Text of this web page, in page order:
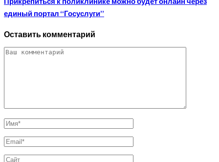
единый портал “Госуслуги”
Оставить комментарий